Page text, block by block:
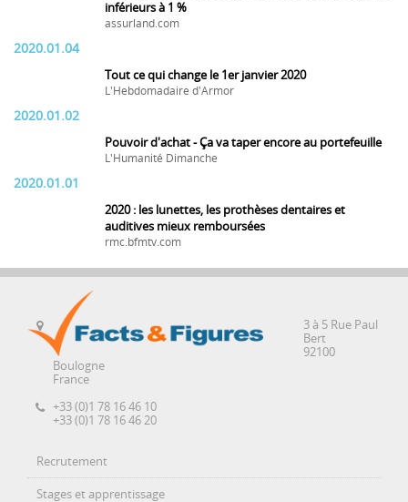
inférieurs à 1 %
assurland.com
2020.01.04
Tout ce qui change le 1er janvier 2020
L'Hebdomadaire d'Armor
2020.01.02
Pouvoir d'achat - Ça va taper encore au portefeuille
L'Humanité Dimanche
2020.01.01
2020 : les lunettes, les prothèses dentaires et
auditives mieux remboursées
rmc.bfmtv.com
3 à 5 Rue Paul
Bert
92100
Boulogne
France
+33 (0)1 78 16 46 10
+33 (0)1 78 16 46 20
Recrutement
Stages et apprentissage